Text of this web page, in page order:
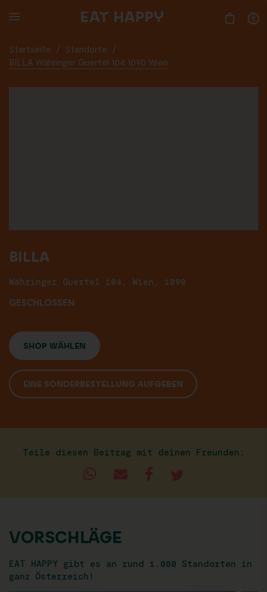
TO
Startseite / Standorte
/
BILLA Währinger Guertel 104 1090 Wien
BILLA
Währinger Guertel 104, Wien, 1090
GESCHLOSSEN
SHOP WÄHLEN
EINE SONDERBESTELLUNG AUFGEBEN
Teile diesen Beitrag mit deinen Freunden:
VORSCHLÄGE
EAT HAPPY gibt es an rund 1.000 Standorten in
ganz Österreich!